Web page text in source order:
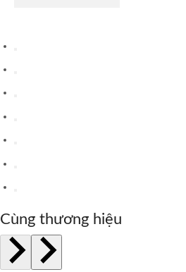
Cùng thương hiệu